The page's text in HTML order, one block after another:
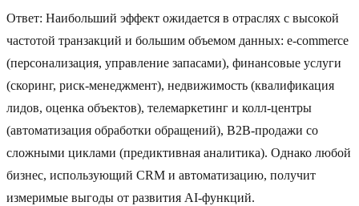
Ответ: Наибольший эффект ожидается в отраслях с высокой
частотой транзакций и большим объемом данных: e-commerce
(персонализация, управление запасами), финансовые услуги
(скоринг, риск-менеджмент), недвижимость (квалификация
лидов, оценка объектов), телемаркетинг и колл-центры
(автоматизация обработки обращений), B2B-продажи со
сложными циклами (предиктивная аналитика). Однако любой
бизнес, использующий CRM и автоматизацию, получит
измеримые выгоды от развития AI-функций.